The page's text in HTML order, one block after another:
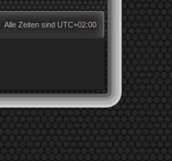
Alle Zeiten sind UTC+02:00